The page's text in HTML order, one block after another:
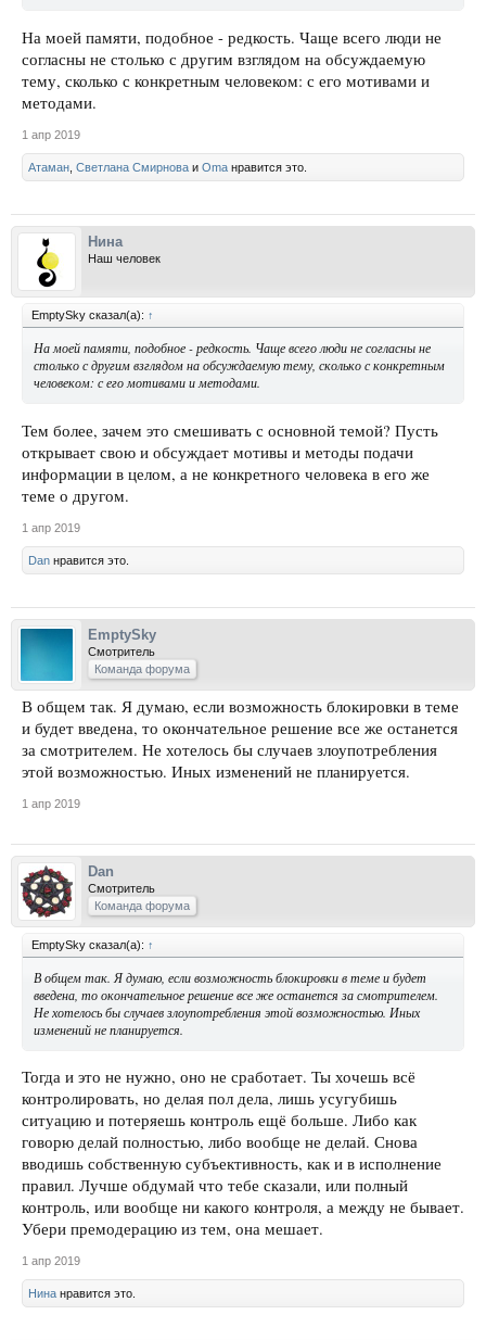
На моей памяти, подобное - редкость. Чаще всего люди не
согласны не столько с другим взглядом на обсуждаемую
тему, сколько с конкретным человеком: с его мотивами и
методами.
1 апр 2019
Атаман Светлана Смирнова и Oma нравится это.
Нина
Наш человек
EmptySky сказал(а): ↑
На моей памяти, подобное - редкость. Чаще всего люди не согласны не
столько с другим взглядом на обсуждаемую тему, сколько с конкретным
человеком: с его мотивами и методами.
Тем более, зачем это смешивать с основной темой? Пусть
открывает свою и обсуждает мотивы и методы подачи
информации в целом, а не конкретного человека в его же
теме о другом.
1 апр 2019
Dan нравится это.
EmptySky
Смотритель
Команда форума
В общем так. Я думаю, если возможность блокировки в теме
и будет введена, то окончательное решение все же останется
за смотрителем. Не хотелось бы случаев злоупотребления
этой возможностью. Иных изменений не планируется.
1 апр 2019
Dan
Смотритель
Команда форума
EmptySky сказал(а): ↑
В общем так. Я думаю, если возможность блокировки в теме и будет
введена, то окончательное решение все же останется за смотрителем.
Не хотелось бы случаев злоупотребления этой возможностью. Иных
изменений не планируется.
Тогда и это не нужно, оно не сработает. Ты хочешь всё
контролировать, но делая пол дела, лишь усугубишь
ситуацию и потеряешь контроль ещё больше. Либо как
говорю делай полностью, либо вообще не делай. Снова
вводишь собственную субъективность, как и в исполнение
правил. Лучше обдумай что тебе сказали, или полный
контроль, или вообще ни какого контроля, а между не бывает.
Убери премодерацию из тем, она мешает.
1 апр 2019
Нина нравится это.